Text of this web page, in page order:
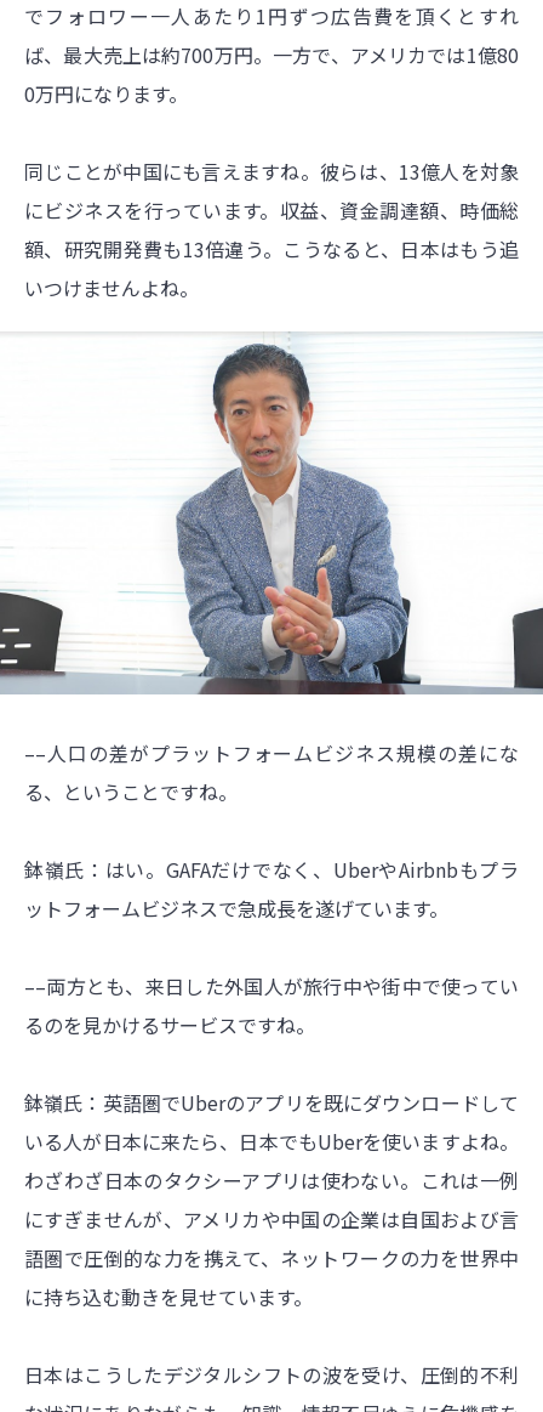
でフォロワー一人あたり1円ずつ広告費を頂くとすれ
ば、最大売上は約700万円。一方で、アメリカでは1億80
0万円になります。
同じことが中国にも言えますね。彼らは、13億人を対象
にビジネスを行っています。収益、資金調達額、時価総
額、研究開発費も13倍違う。こうなると、日本はもう追
いつけませんよね。
––人口の差がプラットフォームビジネス規模の差にな
る、ということですね。
鉢嶺氏：はい。GAFAだけでなく、UberやAirbnbもプラ
ットフォームビジネスで急成長を遂げています。
––両方とも、来日した外国人が旅行中や街中で使ってい
るのを見かけるサービスですね。
鉢嶺氏：英語圏でUberのアプリを既にダウンロードして
いる人が日本に来たら、日本でもUberを使いますよね。
わざわざ日本のタクシーアプリは使わない。これは一例
にすぎませんが、アメリカや中国の企業は自国および言
語圏で圧倒的な力を携えて、ネットワークの力を世界中
に持ち込む動きを見せています。
日本はこうしたデジタルシフトの波を受け、圧倒的不利